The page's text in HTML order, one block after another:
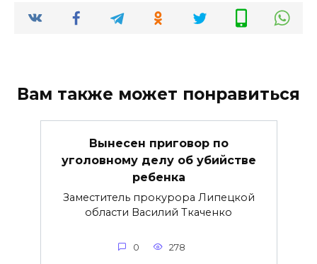
Вам также может понравиться
Вынесен приговор по
уголовному делу об убийстве
ребенка
Заместитель прокурора Липецкой
области Василий Ткаченко
0 278